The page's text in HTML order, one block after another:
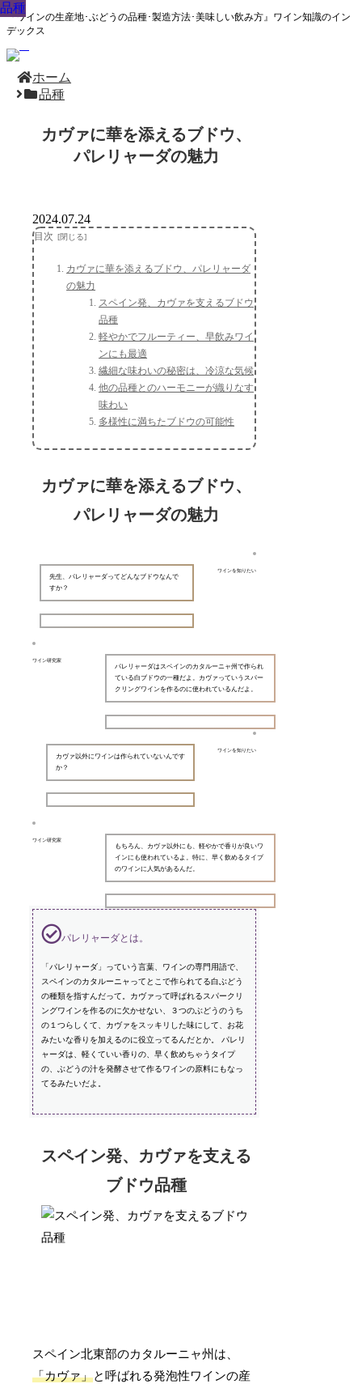
『ワインの生産地･ぶどうの品種･製造方法･美味しい飲み方』ワイン知識のイン
デックス
ホーム
品種
カヴァに華を添えるブドウ、
パレリャーダの魅力
品種
2024.07.24
目次
カヴァに華を添えるブドウ、パレリャーダ
の魅力
スペイン発、カヴァを支えるブドウ
品種
軽やかでフルーティー、早飲みワイ
ンにも最適
繊細な味わいの秘密は、冷涼な気候
他の品種とのハーモニーが織りなす
味わい
多様性に満ちたブドウの可能性
カヴァに華を添えるブドウ、
パレリャーダの魅力
ワインを知りたい
先生、パレリャーダってどんなブドウなんで
すか？
ワイン研究家
パレリャーダはスペインのカタルーニャ州で作られ
ている白ブドウの一種だよ。カヴァっていうスパー
クリングワインを作るのに使われているんだよ。
ワインを知りたい
カヴァ以外にワインは作られていないんです
か？
ワイン研究家
もちろん、カヴァ以外にも、軽やかで香りが良いワ
インにも使われているよ。特に、早く飲めるタイプ
のワインに人気があるんだ。
パレリャーダとは。
「パレリャーダ」っていう言葉、ワインの専門用語で、
スペインのカタルーニャってとこで作られてる白ぶどう
の種類を指すんだって。カヴァって呼ばれるスパークリ
ングワインを作るのに欠かせない、３つのぶどうのうち
の１つらしくて、カヴァをスッキリした味にして、お花
みたいな香りを加えるのに役立ってるんだとか。 パレリ
ャーダは、軽くていい香りの、早く飲めちゃうタイプ
の、ぶどうの汁を発酵させて作るワインの原料にもなっ
てるみたいだよ。
スペイン発、カヴァを支える
ブドウ品種
スペイン北東部のカタルーニャ州は、
「カヴァ」と呼ばれる発泡性ワインの産
品種
品種
品種
品種
品種
品種
品種
品種